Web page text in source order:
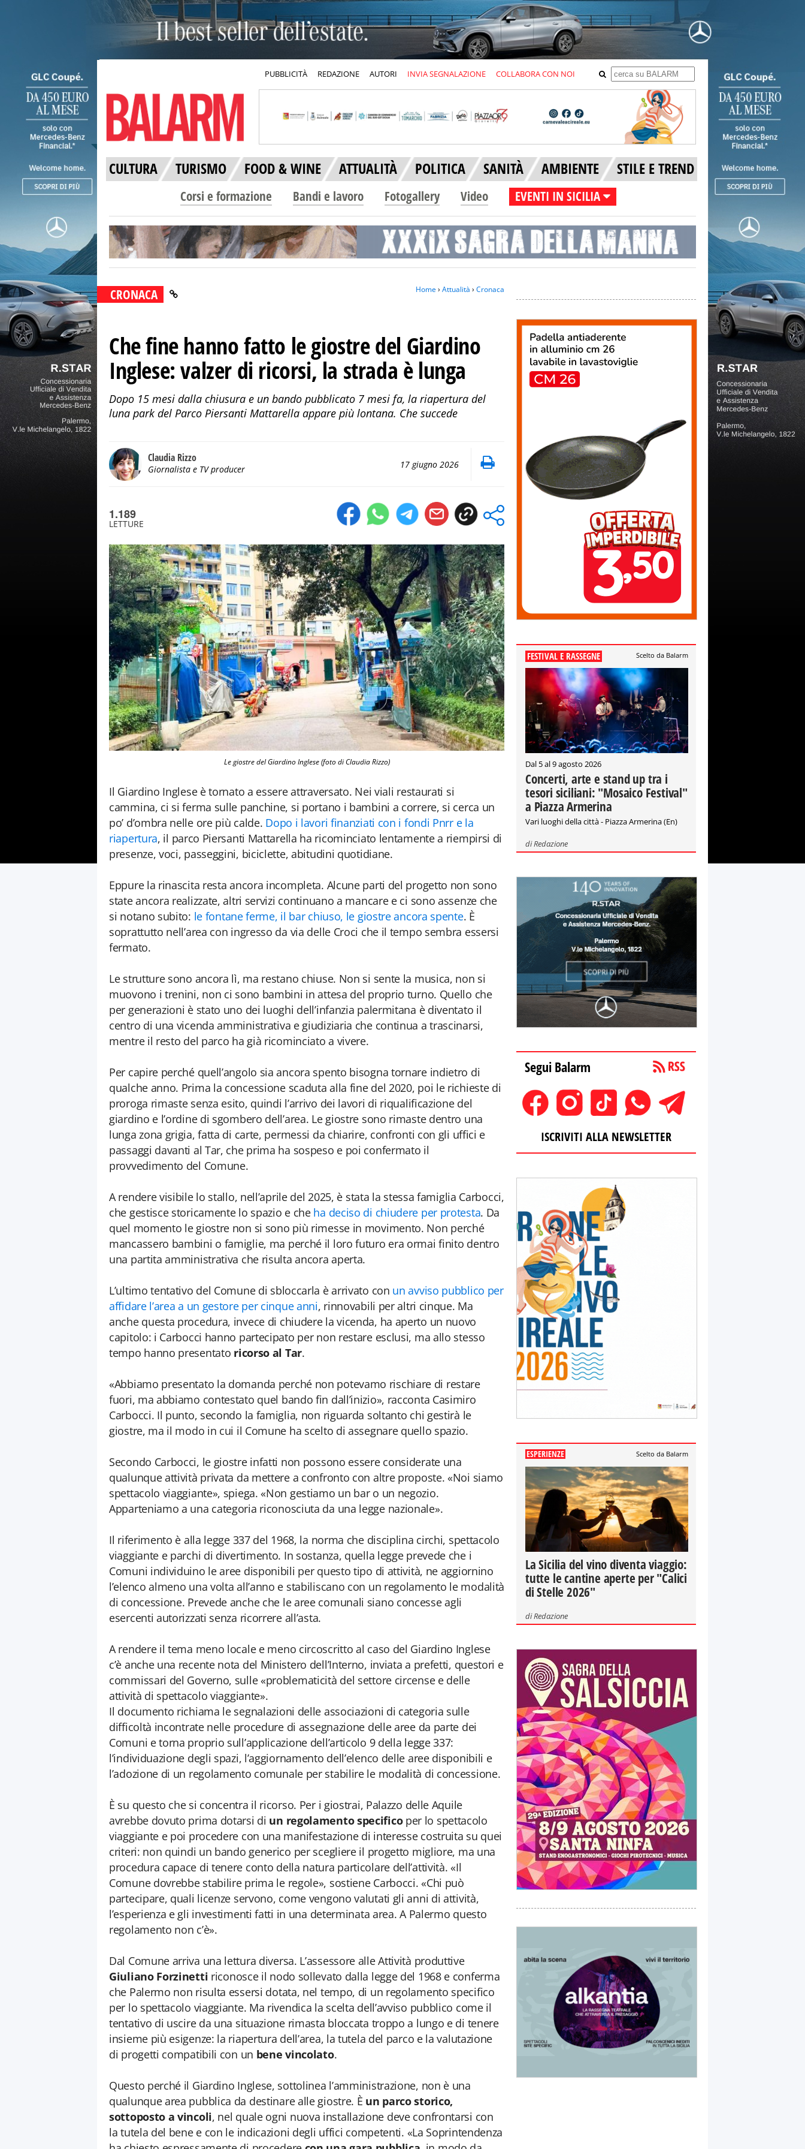
PUBBLICITÀ REDAZIONE AUTORI INVIA SEGNALAZIONE COLLABORA CON NOI
CULTURA TURISMO FOOD & WINE ATTUALITÀ POLITICA SANITÀ AMBIENTE STILE E TREND
Corsi e formazione Bandi e lavoro Fotogallery Video EVENTI IN SICILIA
CRONACA Home› Attualità › Cronaca
Che fine hanno fatto le giostre del Giardino
Inglese: valzer di ricorsi, la strada è lunga
Dopo 15 mesi dalla chiusura e un bando pubblicato 7 mesi fa, la riapertura del
luna park del Parco Piersanti Mattarella appare più lontana. Che succede
Claudia Rizzo
Giornalista e TV producer 17 giugno 2026
1.189
LETTURE
Le giostre del Giardino Inglese (foto di Claudia Rizzo)
Il Giardino Inglese è tornato a essere attraversato. Nei viali restaurati si
cammina, ci si ferma sulle panchine, si portano i bambini a correre, si cerca un
po’ d’ombra nelle ore più calde. Dopo i lavori finanziati con i fondi Pnrr e la
riapertura, il parco Piersanti Mattarella ha ricominciato lentamente a riempirsi di
presenze, voci, passeggini, biciclette, abitudini quotidiane.
Eppure la rinascita resta ancora incompleta. Alcune parti del progetto non sono
state ancora realizzate, altri servizi continuano a mancare e ci sono assenze che
si notano subito: le fontane ferme, il bar chiuso, le giostre ancora spente. È
soprattutto nell’area con ingresso da via delle Croci che il tempo sembra essersi
fermato.
Le strutture sono ancora lì, ma restano chiuse. Non si sente la musica, non si
muovono i trenini, non ci sono bambini in attesa del proprio turno. Quello che
per generazioni è stato uno dei luoghi dell’infanzia palermitana è diventato il
centro di una vicenda amministrativa e giudiziaria che continua a trascinarsi,
mentre il resto del parco ha già ricominciato a vivere.
Per capire perché quell’angolo sia ancora spento bisogna tornare indietro di
qualche anno. Prima la concessione scaduta alla fine del 2020, poi le richieste di
proroga rimaste senza esito, quindi l’arrivo dei lavori di riqualificazione del
giardino e l’ordine di sgombero dell’area. Le giostre sono rimaste dentro una
lunga zona grigia, fatta di carte, permessi da chiarire, confronti con gli uffici e
passaggi davanti al Tar, che prima ha sospeso e poi confermato il
provvedimento del Comune.
A rendere visibile lo stallo, nell’aprile del 2025, è stata la stessa famiglia Carbocci,
che gestisce storicamente lo spazio e cheha deciso di chiudere per protesta. Da
quel momento le giostre non si sono più rimesse in movimento. Non perché
mancassero bambini o famiglie, ma perché il loro futuro era ormai finito dentro
una partita amministrativa che risulta ancora aperta.
L’ultimo tentativo del Comune di sbloccarla è arrivato con un avviso pubblico per
affidare l’area a un gestore per cinque anni, rinnovabili per altri cinque. Ma
anche questa procedura, invece di chiudere la vicenda, ha aperto un nuovo
capitolo: i Carbocci hanno partecipato per non restare esclusi, ma allo stesso
tempo hanno presentato ricorso al Tar.
«Abbiamo presentato la domanda perché non potevamo rischiare di restare
fuori, ma abbiamo contestato quel bando fin dall’inizio», racconta Casimiro
Carbocci. Il punto, secondo la famiglia, non riguarda soltanto chi gestirà le
giostre, ma il modo in cui il Comune ha scelto di assegnare quello spazio.
Secondo Carbocci, le giostre infatti non possono essere considerate una
qualunque attività privata da mettere a confronto con altre proposte. «Noi siamo
spettacolo viaggiante», spiega. «Non gestiamo un bar o un negozio.
Apparteniamo a una categoria riconosciuta da una legge nazionale».
Il riferimento è alla legge 337 del 1968, la norma che disciplina circhi, spettacolo
viaggiante e parchi di divertimento. In sostanza, quella legge prevede che i
Comuni individuino le aree disponibili per questo tipo di attività, ne aggiornino
l’elenco almeno una volta all’anno e stabiliscano con un regolamento le modalità
di concessione. Prevede anche che le aree comunali siano concesse agli
esercenti autorizzati senza ricorrere all’asta.
A rendere il tema meno locale e meno circoscritto al caso del Giardino Inglese
c’è anche una recente nota del Ministero dell’Interno, inviata a prefetti, questori e
commissari del Governo, sulle «problematicità del settore circense e delle
attività di spettacolo viaggiante».
Il documento richiama le segnalazioni delle associazioni di categoria sulle
difficoltà incontrate nelle procedure di assegnazione delle aree da parte dei
Comuni e torna proprio sull’applicazione dell’articolo 9 della legge 337:
l’individuazione degli spazi, l’aggiornamento dell’elenco delle aree disponibili e
l’adozione di un regolamento comunale per stabilire le modalità di concessione.
È su questo che si concentra il ricorso. Per i giostrai, Palazzo delle Aquile
avrebbe dovuto prima dotarsi di un regolamento specificoper lo spettacolo
viaggiante e poi procedere con una manifestazione di interesse costruita su quei
criteri: non quindi un bando generico per scegliere il progetto migliore, ma una
procedura capace di tenere conto della natura particolare dell’attività. «Il
Comune dovrebbe stabilire prima le regole», sostiene Carbocci. «Chi può
partecipare, quali licenze servono, come vengono valutati gli anni di attività,
l’esperienza e gli investimenti fatti in una determinata area. A Palermo questo
regolamento non c’è».
Dal Comune arriva una lettura diversa. L’assessore alle Attività produttive
Giuliano Forzinetti riconosce il nodo sollevato dalla legge del 1968 e conferma
che Palermo non risulta essersi dotata, nel tempo, di un regolamento specifico
per lo spettacolo viaggiante. Ma rivendica la scelta dell’avviso pubblico come il
tentativo di uscire da una situazione rimasta bloccata troppo a lungo e di tenere
insieme più esigenze: la riapertura dell’area, la tutela del parco e la valutazione
di progetti compatibili con un bene vincolato.
Questo perché il Giardino Inglese, sottolinea l’amministrazione, non è una
qualunque area pubblica da destinare alle giostre. È un parco storico,
sottoposto a vincoli, nel quale ogni nuova installazione deve confrontarsi con
la tutela del bene e con le indicazioni degli uffici competenti. «La Soprintendenza
FESTIVAL E RASSEGNE Scelto da Balarm
Dal 5 al 9 agosto 2026
Concerti, arte e stand up tra i
tesori siciliani: "Mosaico Festival"
a Piazza Armerina
Vari luoghi della città - Piazza Armerina (En)
diRedazione
Segui Balarm
ISCRIVITI ALLA NEWSLETTER
ESPERIENZE Scelto da Balarm
La Sicilia del vino diventa viaggio:
tutte le cantine aperte per "Calici
di Stelle 2026"
diRedazione